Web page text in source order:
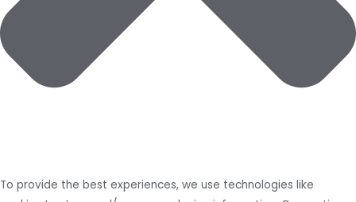
To provide the best experiences, we use technologies like